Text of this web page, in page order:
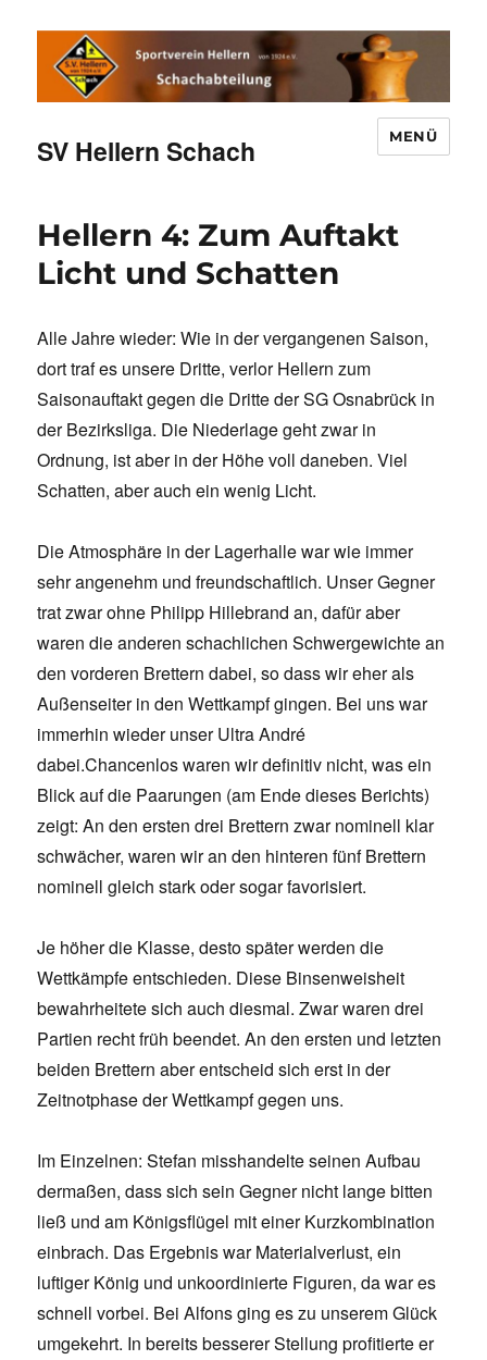
SV Hellern Schach MENÜ
Hellern 4: Zum Auftakt
Licht und Schatten
Alle Jahre wieder: Wie in der vergangenen Saison,
dort traf es unsere Dritte, verlor Hellern zum
Saisonauftakt gegen die Dritte der SG Osnabrück in
der Bezirksliga. Die Niederlage geht zwar in
Ordnung, ist aber in der Höhe voll daneben. Viel
Schatten, aber auch ein wenig Licht.
Die Atmosphäre in der Lagerhalle war wie immer
sehr angenehm und freundschaftlich. Unser Gegner
trat zwar ohne Philipp Hillebrand an, dafür aber
waren die anderen schachlichen Schwergewichte an
den vorderen Brettern dabei, so dass wir eher als
Außenseiter in den Wettkampf gingen. Bei uns war
immerhin wieder unser Ultra André
dabei.Chancenlos waren wir definitiv nicht, was ein
Blick auf die Paarungen (am Ende dieses Berichts)
zeigt: An den ersten drei Brettern zwar nominell klar
schwächer, waren wir an den hinteren fünf Brettern
nominell gleich stark oder sogar favorisiert.
Je höher die Klasse, desto später werden die
Wettkämpfe entschieden. Diese Binsenweisheit
bewahrheitete sich auch diesmal. Zwar waren drei
Partien recht früh beendet. An den ersten und letzten
beiden Brettern aber entscheid sich erst in der
Zeitnotphase der Wettkampf gegen uns.
Im Einzelnen: Stefan misshandelte seinen Aufbau
dermaßen, dass sich sein Gegner nicht lange bitten
ließ und am Königsflügel mit einer Kurzkombination
einbrach. Das Ergebnis war Materialverlust, ein
luftiger König und unkoordinierte Figuren, da war es
schnell vorbei. Bei Alfons ging es zu unserem Glück
umgekehrt. In bereits besserer Stellung profitierte er